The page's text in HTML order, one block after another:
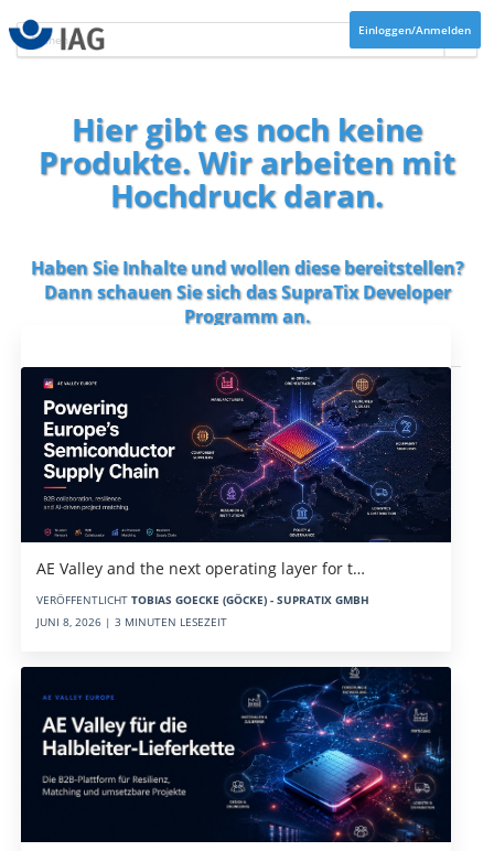
Einloggen/Anmelden
Hier gibt es noch keine
Produkte. Wir arbeiten mit
Hochdruck daran.
Haben Sie Inhalte und wollen diese bereitstellen?
Dann schauen Sie sich dasSupraTix Developer
Programman.
AE Valley and the next operating layer for t…
VERÖFFENTLICHT TOBIAS GOECKE (GÖCKE) - SUPRATIX GMBH
JUNI 8, 2026 | 3 MINUTEN LESEZEIT